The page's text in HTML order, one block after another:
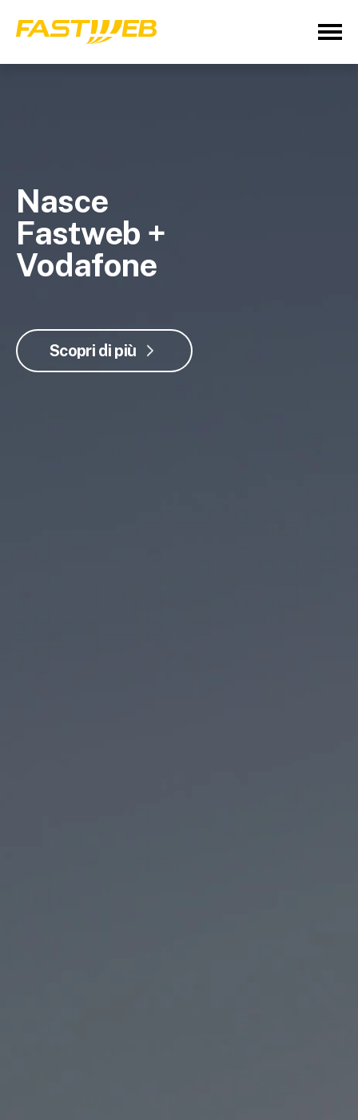
Nasce
Fastweb +
Vodafone
Scopri di più